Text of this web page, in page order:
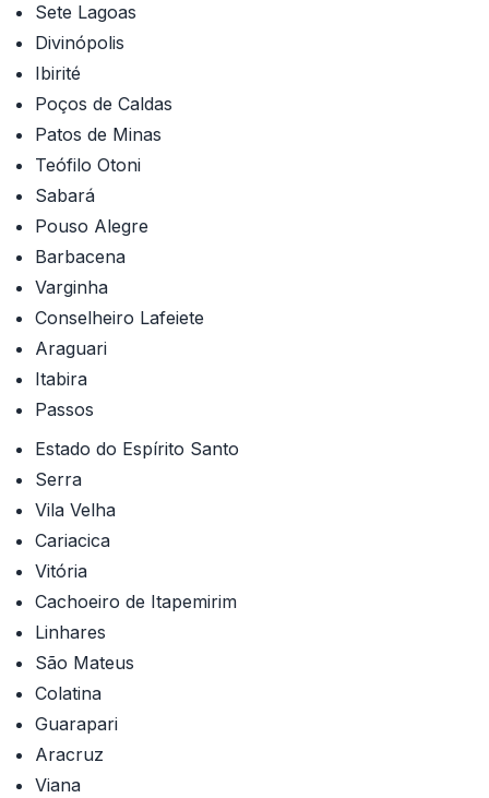
Sete Lagoas
Divinópolis
Ibirité
Poços de Caldas
Patos de Minas
Teófilo Otoni
Sabará
Pouso Alegre
Barbacena
Varginha
Conselheiro Lafeiete
Araguari
Itabira
Passos
Estado do Espírito Santo
Serra
Vila Velha
Cariacica
Vitória
Cachoeiro de Itapemirim
Linhares
São Mateus
Colatina
Guarapari
Aracruz
Viana